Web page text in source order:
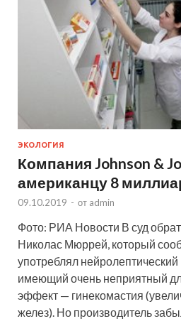
ЭКОЛОГИЯ
Компания Johnson &
американцу 8
09.10.2019 - от admin
Фото: РИА Новости В суд
Николас Мюррей, который
употреблял нейролептический
имеющий очень неприятный
эффект — гинекомастия
желез). Но производитель